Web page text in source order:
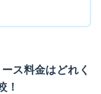
ス料金はどれく
！